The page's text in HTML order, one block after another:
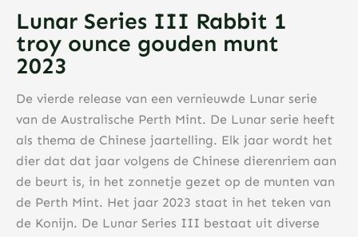
Lunar Series III Rabbit 1
troy ounce gouden munt
2023
De vierde release van een vernieuwde Lunar serie
van de Australische Perth Mint. De Lunar serie heeft
als thema de Chinese jaartelling. Elk jaar wordt het
dier dat dat jaar volgens de Chinese dierenriem aan
de beurt is, in het zonnetje gezet op de munten van
de Perth Mint. Het jaar 2023 staat in het teken van
de Konijn. De Lunar Series III bestaat uit diverse